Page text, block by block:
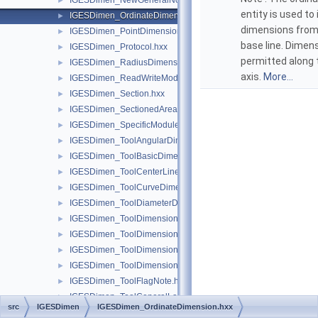
► IGESDimen_OrdinateDimension.hxx
► IGESDimen_PointDimension.hxx
► IGESDimen_Protocol.hxx
► IGESDimen_RadiusDimension.hxx
► IGESDimen_ReadWriteModule.hxx
► IGESDimen_Section.hxx
► IGESDimen_SectionedArea.hxx
► IGESDimen_SpecificModule.hxx
► IGESDimen_ToolAngularDimension.hxx
► IGESDimen_ToolBasicDimension.hxx
► IGESDimen_ToolCenterLine.hxx
► IGESDimen_ToolCurveDimension.hxx
► IGESDimen_ToolDiameterDimension.hxx
► IGESDimen_ToolDimensionDisplayData.hxx
► IGESDimen_ToolDimensionedGeometry.hxx
► IGESDimen_ToolDimensionTolerance.hxx
► IGESDimen_ToolDimensionUnits.hxx
► IGESDimen_ToolFlagNote.hxx
► IGESDimen_ToolGeneralLabel.hxx
► IGESDimen_ToolGeneralNote.hxx
entity is used to
dimensions
base line.
permitted along
axis. More...
src IGESDimen IGESDimen_OrdinateDimension.hxx